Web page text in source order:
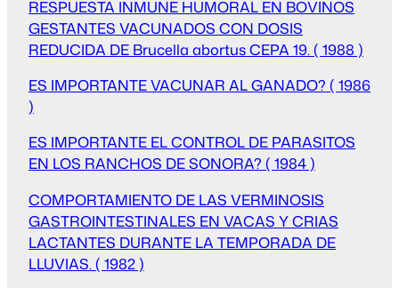
RESPUESTA INMUNE HUMORAL EN BOVINOS
GESTANTES VACUNADOS CON DOSIS
REDUCIDA DE Brucella abortus CEPA 19. ( 1988 )
ES IMPORTANTE VACUNAR AL GANADO? ( 1986
)
ES IMPORTANTE EL CONTROL DE PARASITOS
EN LOS RANCHOS DE SONORA? ( 1984 )
COMPORTAMIENTO DE LAS VERMINOSIS
GASTROINTESTINALES EN VACAS Y CRIAS
LACTANTES DURANTE LA TEMPORADA DE
LLUVIAS. ( 1982 )